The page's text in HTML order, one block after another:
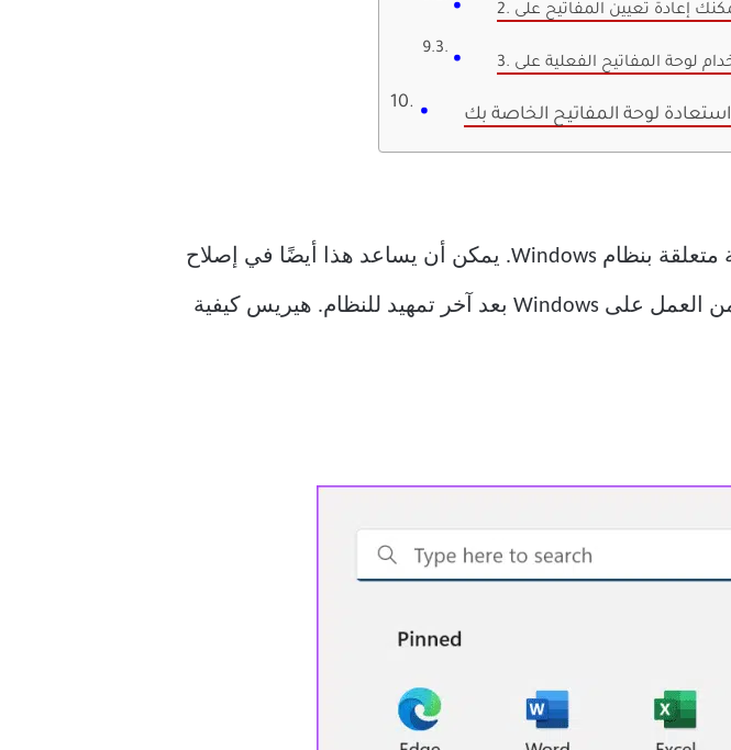
استعادة لوحة المفاتيح الخاصة بك
تعد إعادة تشغيل جهازك أحد أبسط الحلول وأكثرها قوة لأي مشكلة متعلقة بنظام Windows. يمكن أن يساعد هذا أيضًا في إصلاح
أي مشكلة بسيطة في البرامج قد تمنع مفتاح Backspace أو Enter من العمل على Windows بعد آخر تمهيد للنظام. هيريس كيفية